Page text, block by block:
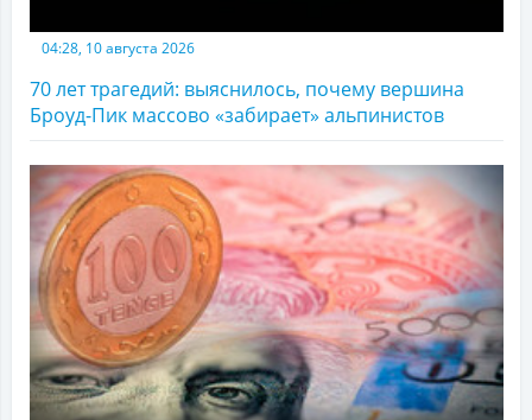
04:28, 10 августа 2026
70 лет трагедий: выяснилось, почему вершина
Броуд-Пик массово «забирает» альпинистов